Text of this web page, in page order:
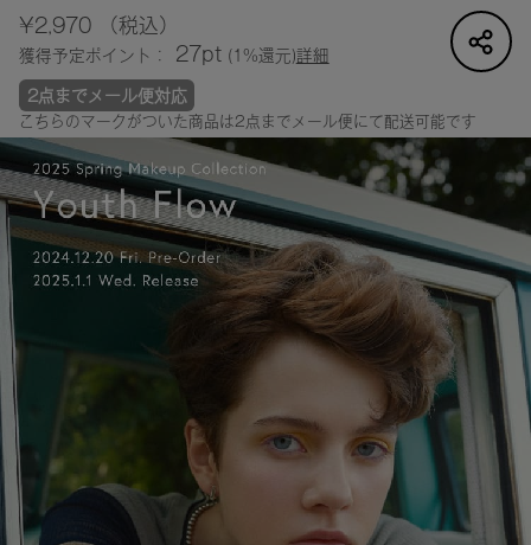
¥2,970（税込）
獲得予定ポイント： 27pt (1%還元)詳細
2点までメール便対応
こちらのマークがついた商品は2点までメール便にて配送可能です